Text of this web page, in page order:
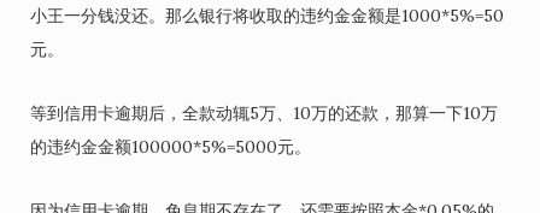
小王一分钱没还。那么银行将收取的违约金金额是1000*5%=50
元。
等到信用卡逾期后，全款动辄5万、10万的还款，那算一下10万
的违约金金额100000*5%=5000元。